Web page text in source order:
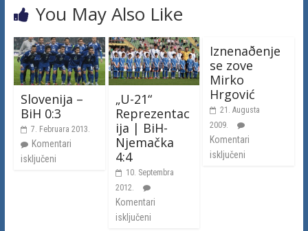
You May Also Like
Slovenija –
BiH 0:3
7. Februara 2013.
Komentari
isključeni
„U-21“
Reprezentac
ija | BiH-
Njemačka
4:4
10. Septembra
2012.
Komentari
isključeni
Iznenaðenje
se zove
Mirko
Hrgović
21. Augusta
2009.
Komentari
isključeni